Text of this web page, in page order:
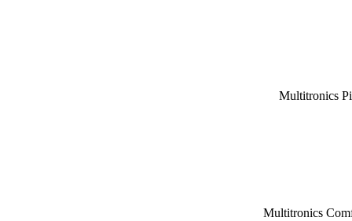
Multitronics
Multitronics